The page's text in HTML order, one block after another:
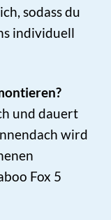
sodass du
individuell
und dauert
wird
Fox 5